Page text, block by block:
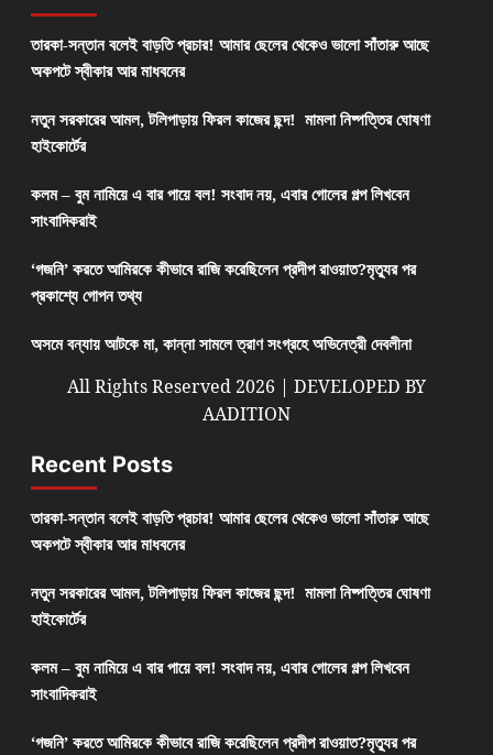
তারকা-সন্তান বলেই বাড়তি প্রচার! আমার ছেলের থেকেও ভালো সাঁতারু আছে
অকপটে স্বীকার আর মাধবনের
নতুন সরকারের আমল, টলিপাড়ায় ফিরল কাজের ছন্দ! মামলা নিষ্পত্তির ঘোষণা
হাইকোর্টের
কলম – বুম নামিয়ে এ বার পায়ে বল! সংবাদ নয়, এবার গোলের গল্প লিখবেন
সাংবাদিকরাই
‘গজনি’ করতে আমিরকে কীভাবে রাজি করেছিলেন প্রদীপ রাওয়াত?মৃত্যুর পর
প্রকাশ্যে গোপন তথ্য
অসমে বন্যায় আটকে মা, কান্না সামলে ত্রাণ সংগ্রহে অভিনেত্রী দেবলীনা
All Rights Reserved 2026 | DEVELOPED BY
AADITION
Recent Posts
তারকা-সন্তান বলেই বাড়তি প্রচার! আমার ছেলের থেকেও ভালো সাঁতারু আছে
অকপটে স্বীকার আর মাধবনের
নতুন সরকারের আমল, টলিপাড়ায় ফিরল কাজের ছন্দ! মামলা নিষ্পত্তির ঘোষণা
হাইকোর্টের
কলম – বুম নামিয়ে এ বার পায়ে বল! সংবাদ নয়, এবার গোলের গল্প লিখবেন
সাংবাদিকরাই
‘গজনি’ করতে আমিরকে কীভাবে রাজি করেছিলেন প্রদীপ রাওয়াত?মৃত্যুর পর